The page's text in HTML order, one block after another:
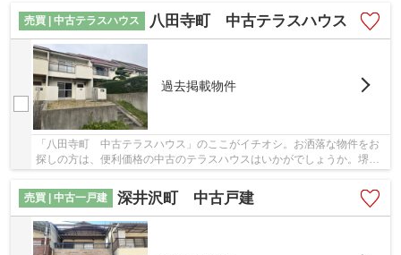
売買 | 中古テラスハウス
八田寺町 中古テラスハウス
過去掲載物件
「八田寺町 中古テラスハウス」のここがイチオシ。お洒落な物件をお
探しの方は、便利価格の中古のテラスハウスはいかがでしょうか。堺市
売買 | 中古一戸建
深井沢町 中古戸建